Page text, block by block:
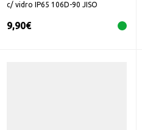
c/ vidro IP65 106D-90 JISO
9,90€